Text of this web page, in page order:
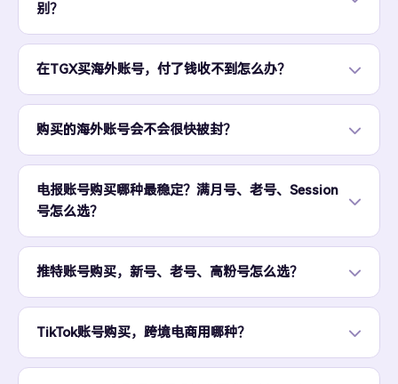
别？
在TGX买海外账号，付了钱收不到怎么办？
购买的海外账号会不会很快被封？
电报账号购买哪种最稳定？满月号、老号、Session
号怎么选？
推特账号购买，新号、老号、高粉号怎么选？
TikTok账号购买，跨境电商用哪种？